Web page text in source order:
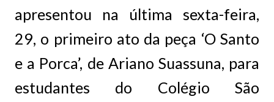
apresentou na última sexta-feira,
29, o primeiro ato da peça ‘O Santo
e a Porca’, de Ariano Suassuna, para
estudantes do Colégio São